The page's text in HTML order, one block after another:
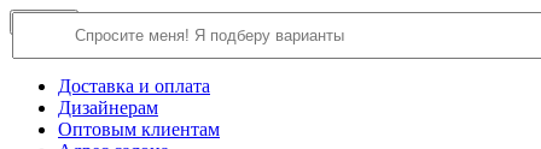
О компании
Доставка и оплата
Дизайнерам
Оптовым клиентам